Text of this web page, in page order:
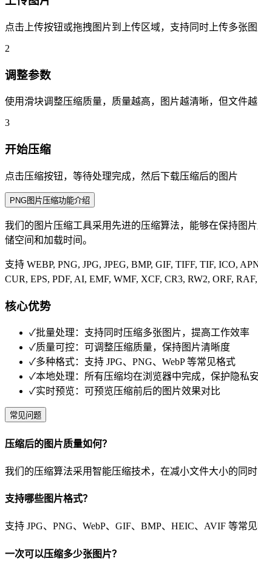
点击上传按钮或拖拽图片到上传区域，支持同时上传多张
2
调整参数
使用滑块调整压缩质量，质量越高，图片越清晰，但文件
3
开始压缩
点击压缩按钮，等待处理完成，然后下载压缩后的图片
PNG图片压缩功能介绍
我们的图片压缩工具采用先进的压缩算法，能够在保持图
储空间和加载时间。
支持 WEBP, PNG, JPG, JPEG, BMP, GIF, TIFF, TIF, ICO,
CUR, EPS, PDF, AI, EMF, WMF, XCF, CR3, RW2, ORF,
核心优势
✓批量处理：支持同时压缩多张图片，提高工作效率
✓质量可控：可调整压缩质量，保持图片清晰度
✓多种格式：支持 JPG、PNG、WebP 等常见格式
✓本地处理：所有压缩均在浏览器中完成，保护隐私
✓实时预览：可预览压缩前后的图片效果对比
常见问题
压缩后的图片质量如何？
我们的压缩算法采用智能压缩技术，在减小文件大小的同
支持哪些图片格式？
支持 JPG、PNG、WebP、GIF、BMP、HEIC、AVIF 等常
一次可以压缩多少张图片？